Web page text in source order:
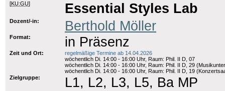
[KU:GU] Essential Styles Lab
Dozent/-in: Berthold Möller
Format: in Präsenz
Zeit und Ort:
regelmäßige Termine ab 14.04.2026
wöchentlich Di. 14:00 - 16:00 Uhr, Raum: Phil. II D, 07
wöchentlich Di. 14:00 - 16:00 Uhr, Raum: Phil. II D, 29
wöchentlich Di. 14:00 - 16:00 Uhr, Raum: Phil. II D, 19
Zielgruppe:
L1, L2, L3, L5, Ba MP